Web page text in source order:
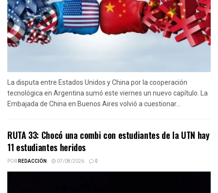
La disputa entre Estados Unidos y China por la cooperación
tecnológica en Argentina sumó este viernes un nuevo capítulo. La
Embajada de China en Buenos Aires volvió a cuestionar...
RUTA 33: Chocó una combi con estudiantes de la UTN hay
11 estudiantes heridos
PORREDACCIÓN 07/08/2026 0